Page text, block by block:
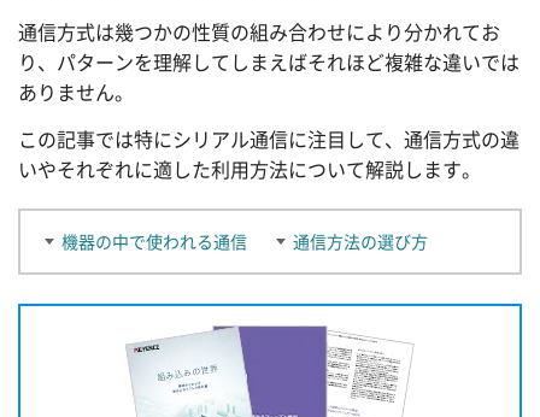
通信方式は幾つかの性質の組み合わせにより分かれてお
り、パターンを理解してしまえばそれほど複雑な違いでは
ありません。
この記事では特にシリアル通信に注目して、通信方式の違
いやそれぞれに適した利用方法について解説します。
機器の中で使われる通信 通信方法の選び方